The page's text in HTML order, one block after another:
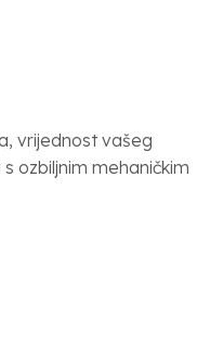
vrijednost vašeg
ozbiljnim mehaničkim